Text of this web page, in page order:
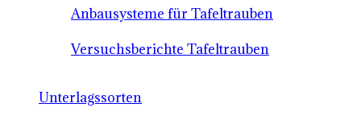
Anbausysteme für Tafeltrauben
Versuchsberichte Tafeltrauben
Unterlagssorten